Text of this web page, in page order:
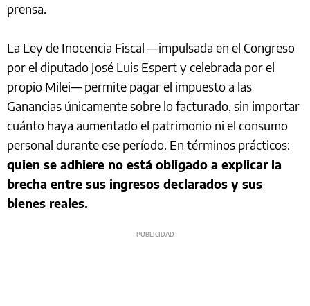
prensa.
La Ley de Inocencia Fiscal —impulsada en el Congreso
por el diputado José Luis Espert y celebrada por el
propio Milei— permite pagar el impuesto a las
Ganancias únicamente sobre lo facturado, sin importar
cuánto haya aumentado el patrimonio ni el consumo
personal durante ese período. En términos prácticos:
quien se adhiere no está obligado a explicar la
brecha entre sus ingresos declarados y sus
bienes reales.